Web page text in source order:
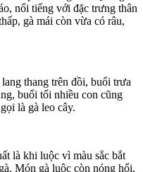
nổi tiếng với đặc trưng thân
gà mái còn vừa có râu,
thang trên đồi, buổi trưa
buổi tối nhiều con cũng
là gà leo cây.
là khi luộc vì màu sắc bắt
Món gà luộc còn nóng hổi,